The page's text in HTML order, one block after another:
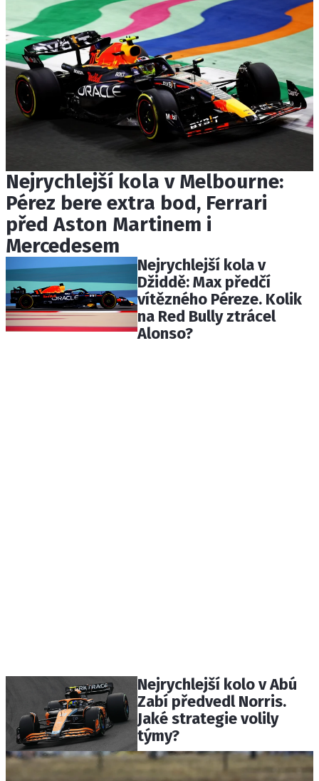
Nejrychlejší kola v Melbourne:
Pérez bere extra bod, Ferrari
před Aston Martinem i
Mercedesem
Nejrychlejší kola v
Džiddě: Max předčí
vítězného Péreze. Kolik
na Red Bully ztrácel
Alonso?
Nejrychlejší kolo v Abú
Zabí předvedl Norris.
Jaké strategie volily
týmy?